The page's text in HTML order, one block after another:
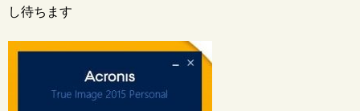
し待ちます